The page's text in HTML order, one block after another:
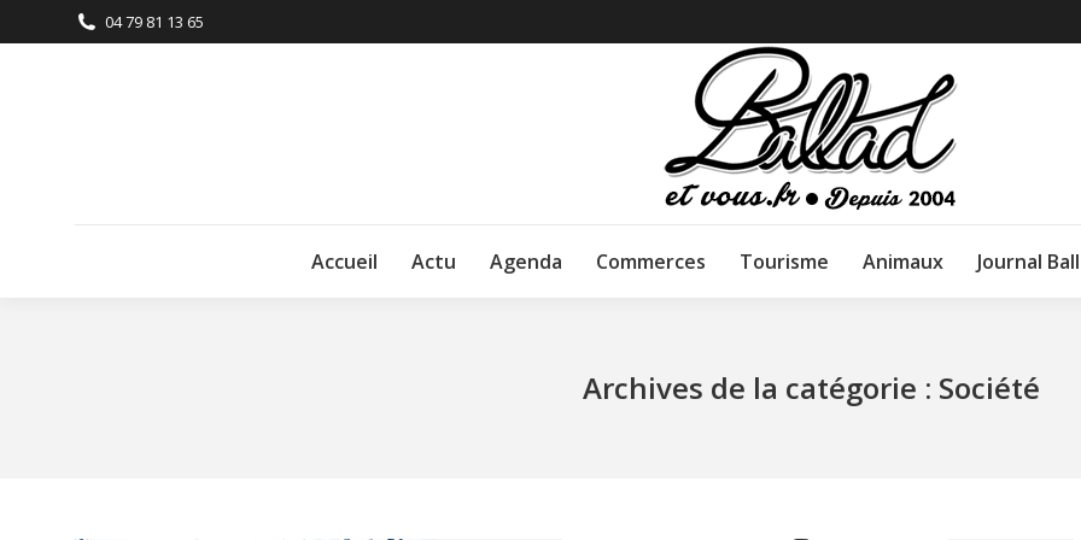
04 79 81 13 65
Accueil Actu Agenda Commerces Tourisme Animaux Journal
Archives de la catégorie : Société